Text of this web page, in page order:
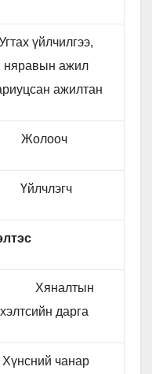
үйлчилгээ,
няравын ажил
ажилтан
Жолооч
Үйлчлэгч
Хяналтын
хэлтсийн дарга
Хүнсний чанар